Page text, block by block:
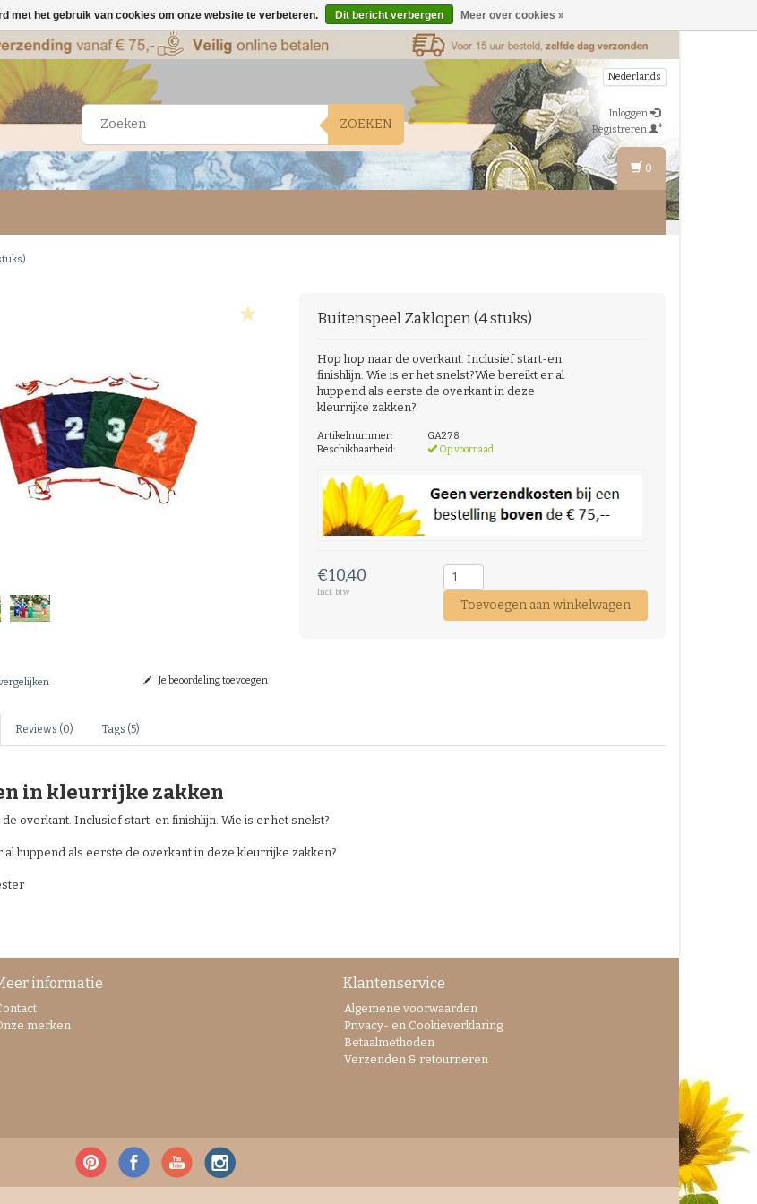
ZOEKEN
Nederlands
Inloggen
Registreren
0
BuitenspeelZaklopen (4 stuks)
Hop hop naar de overkant. Inclusief start-en
finishlijn. Wie is er het snelst?Wie bereikt er al
huppend als eerste de overkant in deze
kleurrijke zakken?
Artikelnummer:
GA278
Beschikbaarheid:
Op voorraad
€10,40
Incl. btw
Toevoegen aan winkelwagen
Je beoordeling toevoegen
Reviews (0) Tags (5)
in kleurrijke zakken
overkant. Inclusief start-en finishlijn. Wie is er het snelst?
al huppend als eerste de overkant in deze kleurrijke zakken?
informatie
merken
Klantenservice
Algemene voorwaarden
Privacy- en Cookieverklaring
Betaalmethoden
Verzenden & retourneren
met het gebruik van cookies om onze website te verbeteren. Dit bericht verbergen Meer over cookies »